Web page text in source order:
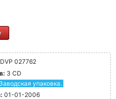
027762
3 CD
упаковка.
01-01-2006